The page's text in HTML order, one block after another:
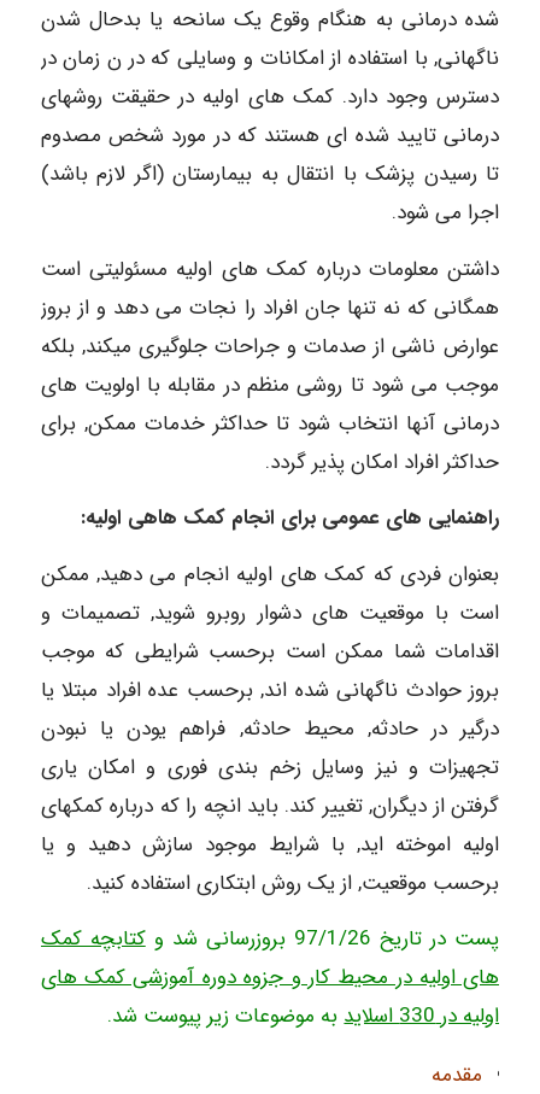
شده درمانی به هنگام وقوع یک سانحه یا بدحال شدن
ناگهانی, با استفاده از امکانات و وسایلی که در ن زمان در
دسترس وجود دارد. کمک های اولیه در حقیقت روشهای
درمانی تایید شده ای هستند که در مورد شخص مصدوم
تا رسیدن پزشک با انتقال به بیمارستان (اگر لازم باشد)
اجرا می شود.
داشتن معلومات درباره کمک های اولیه مسئولیتی است
همگانی که نه تنها جان افراد را نجات می دهد و از بروز
عوارض ناشی از صدمات و جراحات جلوگیری میکند, بلکه
موجب می شود تا روشی منظم در مقابله با اولویت های
درمانی آنها انتخاب شود تا حداکثر خدمات ممکن, برای
حداکثر افراد امکان پذیر گردد.
راهنمایی های عمومی برای انجام کمک هاهی اولیه:
بعنوان فردی که کمک های اولیه انجام می دهید, ممکن
است با موقعیت های دشوار روبرو شوید, تصمیمات و
اقدامات شما ممکن است برحسب شرایطی که موجب
بروز حوادث ناگهانی شده اند, برحسب عده افراد مبتلا یا
درگیر در حادثه, محیط حادثه, فراهم یودن یا نبودن
تجهیزات و نیز وسایل زخم بندی فوری و امکان یاری
گرفتن از دیگران, تغییر کند. باید انچه را که درباره کمکهای
اولیه اموخته اید, با شرایط موجود سازش دهید و یا
برحسب موقعیت, از یک روش ابتکاری استفاده کنید.
پست در تاریخ 97/1/26 بروزرسانی شد و
کتابچه کمک
های اولیه در محیط کار و جزوه دوره آموزشی کمک های
اولیه در 330 اسلاید
به موضوعات زیر پیوست شد.
مقدمه